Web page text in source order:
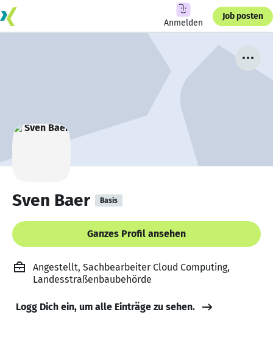
Anmelden
Job posten
Sven Baer Basis
Ganzes Profil ansehen
Angestellt, Sachbearbeiter Cloud Computing,
Landesstraßenbaubehörde
Logg Dich ein, um alle Einträge zu sehen.